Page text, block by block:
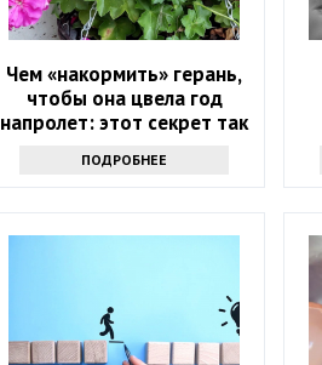
Чем «накормить» герань,
чтобы она цвела год
напролет: этот секрет так
ПОДРОБНЕЕ